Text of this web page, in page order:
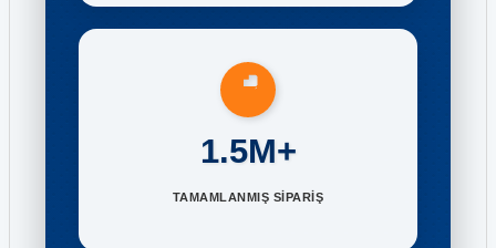
1.5M+
TAMAMLANMIŞ SİPARİŞ